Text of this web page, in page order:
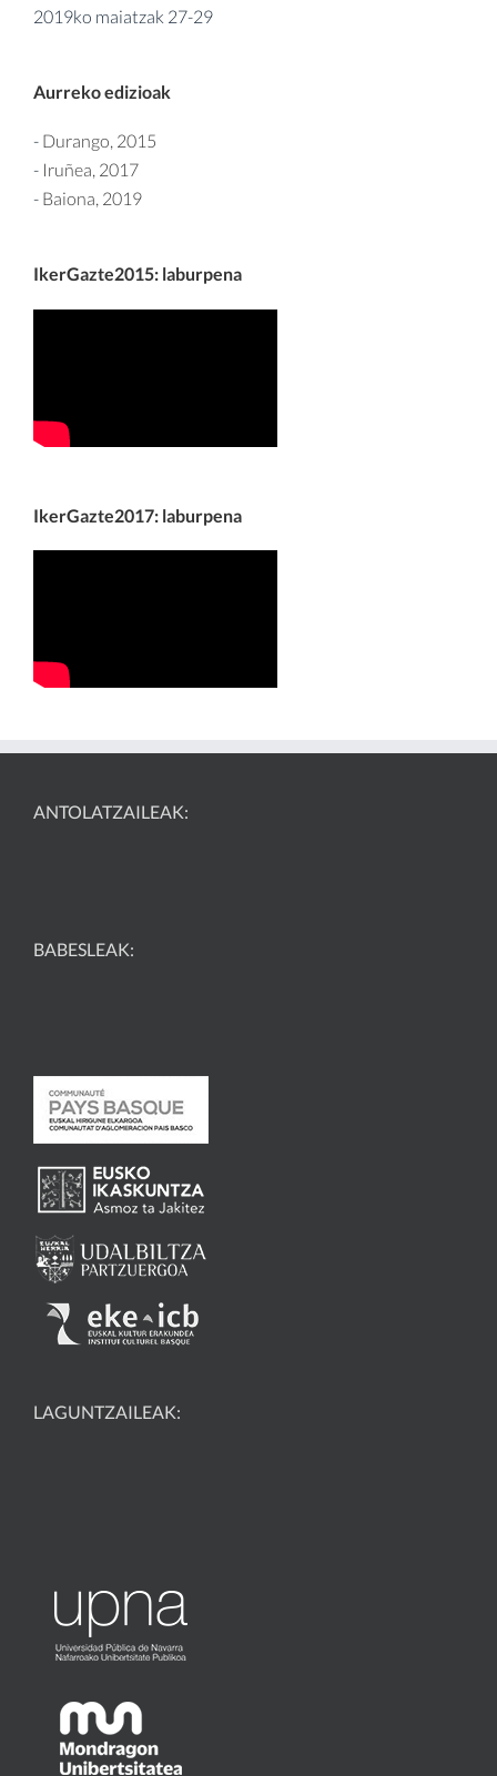
2019ko maiatzak 27-29
Aurreko edizioak
- Durango, 2015
- Iruñea, 2017
- Baiona, 2019
IkerGazte2015: laburpena
IkerGazte2017: laburpena
ANTOLATZAILEAK:
BABESLEAK:
LAGUNTZAILEAK: